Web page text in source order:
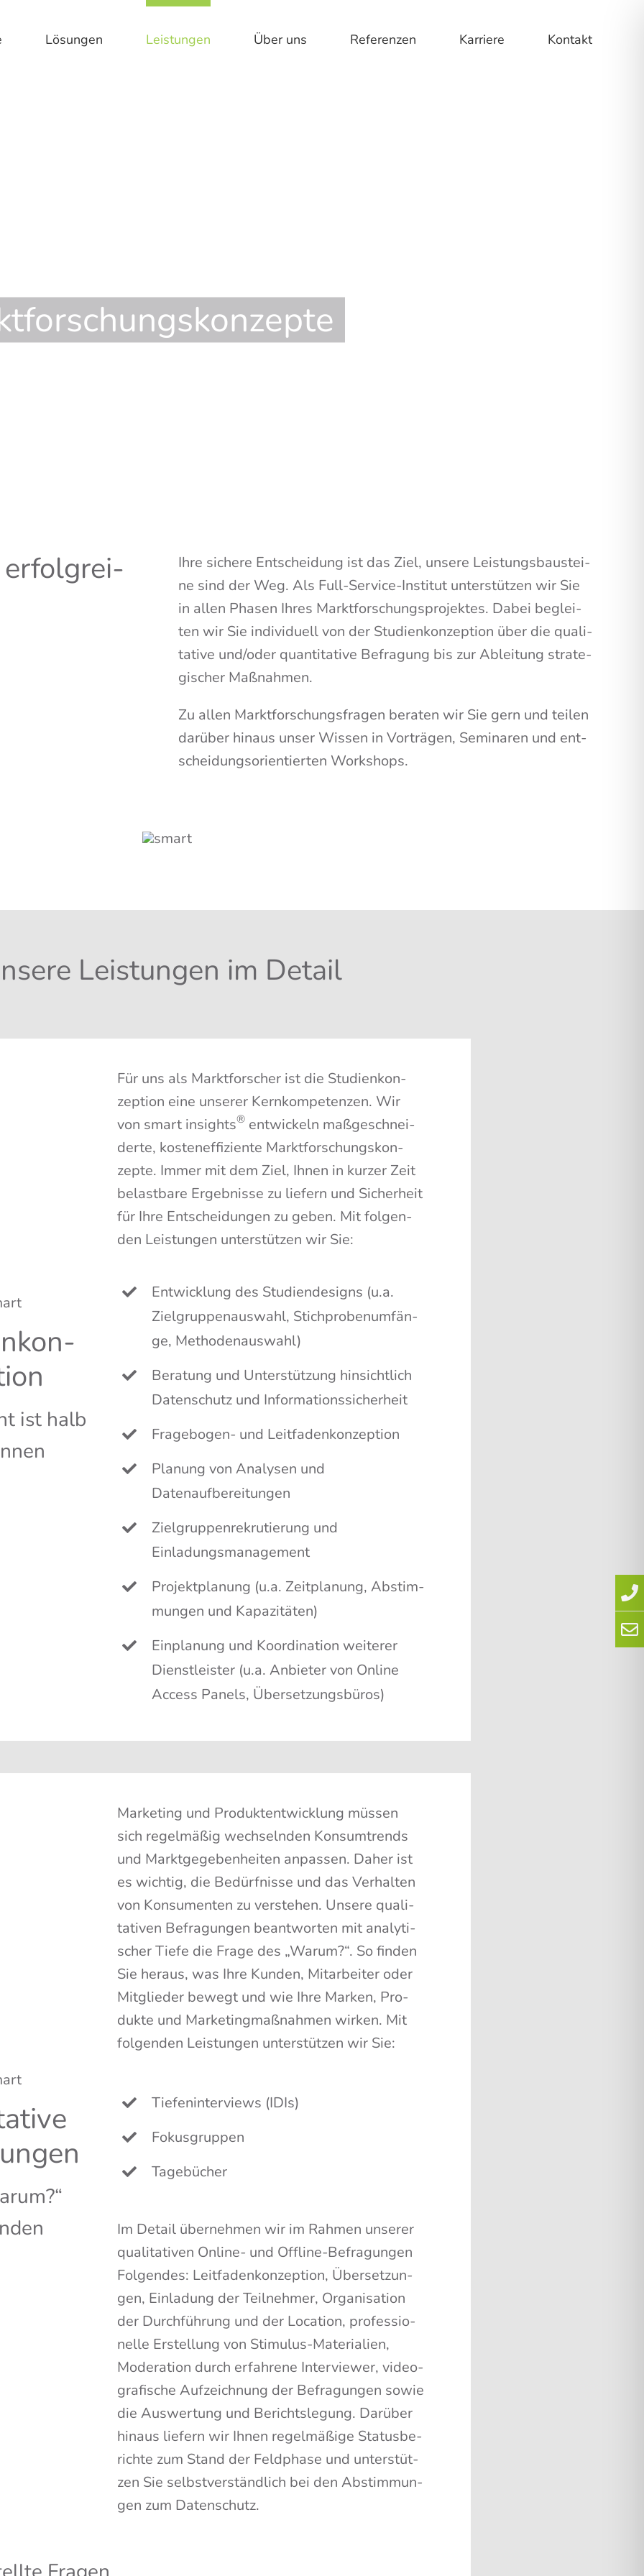
Lösun­gen Leis­tun­gen Über uns Refe­ren­zen Kar­rie­re Kon­takt
erfolg­rei­
Ihre siche­re Ent­schei­dung ist das Ziel, unse­re Leis­tungs­bau­stei­
ne sind der Weg. Als Full-Ser­vice-Insti­tut unter­stüt­zen wir Sie
in allen Pha­sen Ihres Markt­for­schungs­pro­jek­tes. Dabei beglei­
ten wir Sie indi­vi­du­ell von der Stu­di­en­kon­zep­ti­on über die qua­li­
ta­ti­ve und/oder quan­ti­ta­ti­ve Befra­gung bis zur Ablei­tung stra­te­
gi­scher Maß­nah­men.
Zu allen Markt­for­schungs­fra­gen bera­ten wir Sie gern und tei­len
dar­über hin­aus unser Wis­sen in Vor­trä­gen, Semi­na­ren und ent­
schei­dungs­ori­en­tier­ten Workshops.
Leis­tun­gen im Detail
ist halb
Für uns als Markt­for­scher ist die Stu­di­en­kon­
zep­ti­on eine unse­rer Kern­kom­pe­ten­zen. Wir
von smart insights®ent­wi­ckeln maß­ge­schnei­
der­te, kos­ten­ef­fi­zi­en­te Markt­for­schungs­kon­
zep­te. Immer mit dem Ziel, Ihnen in kur­zer Zeit
belast­ba­re Ergeb­nis­se zu lie­fern und Sicher­heit
für Ihre Ent­schei­dun­gen zu geben. Mit fol­gen­
den Leis­tun­gen unter­stüt­zen wir Sie:
Ent­wick­lung des Stu­di­en­de­signs (u.a.
Ziel­grup­pen­aus­wahl, Stich­pro­ben­um­fän­
ge, Methodenauswahl)
Bera­tung und Unter­stüt­zung hin­sicht­lich
Daten­schutz und Informationssicherheit
Fra­ge­bo­gen- und Leitfadenkonzeption
Pla­nung von Ana­ly­sen und
Datenaufbereitungen
Ziel­grup­pen­re­kru­tie­rung und
Einladungsmanagement
Pro­jekt­pla­nung (u.a. Zeit­pla­nung, Abstim­
mun­gen und Kapazitäten)
Ein­pla­nung und Koor­di­na­ti­on wei­te­rer
Dienst­leis­ter (u.a. Anbie­ter von Online
Access Panels, Übersetzungsbüros)
Mar­ke­ting und Pro­dukt­ent­wick­lung müs­sen
sich regel­mä­ßig wech­seln­den Kon­sum­trends
und Markt­ge­ge­ben­hei­ten anpas­sen. Daher ist
es wich­tig, die Bedürf­nis­se und das Ver­hal­ten
von Kon­su­men­ten zu ver­ste­hen. Unse­re qua­li­
ta­ti­ven Befra­gun­gen beant­wor­ten mit ana­ly­ti­
scher Tie­fe die Fra­ge des „War­um?“. So fin­den
Sie her­aus, was Ihre Kun­den, Mit­ar­bei­ter oder
Mit­glie­der bewegt und wie Ihre Mar­ken, Pro­
duk­te und Mar­ke­ting­maß­nah­men wir­ken. Mit
fol­gen­den Leis­tun­gen unter­stüt­zen wir Sie:
Tie­fen­in­ter­views (IDIs)
Fokus­grup­pen
Tage­bü­cher
Im Detail über­neh­men wir im Rah­men unse­rer
qua­li­ta­ti­ven Online- und Off­line-Befra­gun­gen
Fol­gen­des: Leit­fa­den­kon­zep­ti­on, Über­set­zun­
gen, Ein­la­dung der Teil­neh­mer, Orga­ni­sa­ti­on
der Durch­füh­rung und der Loca­ti­on, pro­fes­sio­
nel­le Erstel­lung von Sti­mu­lus-Mate­ria­li­en,
Mode­ra­ti­on durch erfah­re­ne Inter­view­er, video­
gra­fi­sche Auf­zeich­nung der Befra­gun­gen sowie
die Aus­wer­tung und Berichts­le­gung. Dar­über
hin­aus lie­fern wir Ihnen regel­mä­ßi­ge Sta­tus­be­
rich­te zum Stand der Feld­pha­se und unter­stüt­
zen Sie selbst­ver­ständ­lich bei den Abstim­mun­
gen zum Datenschutz.